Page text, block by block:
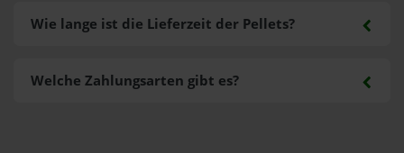
Welche Zahlungsarten gibt es?
Wie lange ist die Lieferzeit der Pellets?